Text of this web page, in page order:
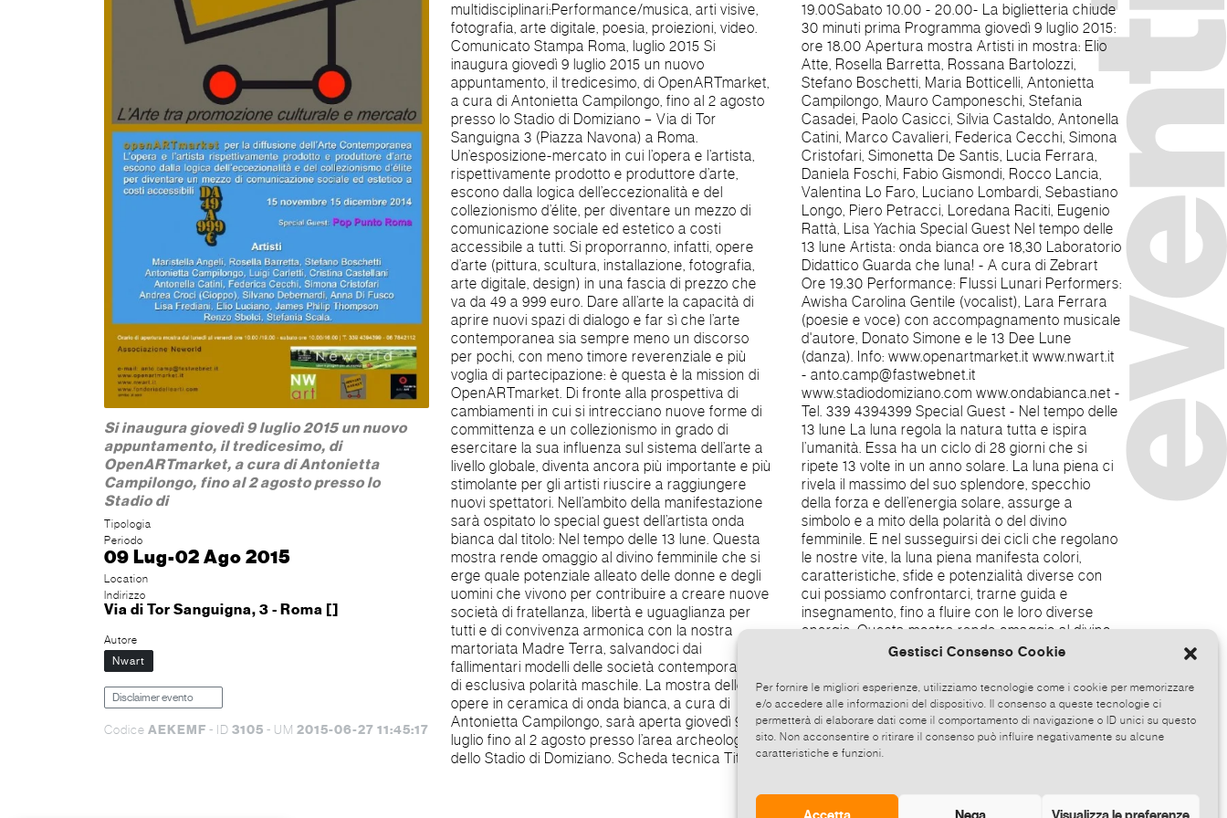
Gestisci Consenso Cookie
Per fornire le migliori esperienze, utilizziamo tecnologie come i cookie per memorizzare
e/o accedere alle informazioni del dispositivo. Il consenso a queste tecnologie ci
permetterà di elaborare dati come il comportamento di navigazione o ID unici su questo
sito. Non acconsentire o ritirare il consenso può influire negativamente su alcune
caratteristiche e funzioni.
Si inaugura giovedì 9 luglio 2015 un nuovo
appuntamento, il tredicesimo, di
OpenARTmarket, a cura di Antonietta
Campilongo, fino al 2 agosto presso lo
Stadio di
Tipologia
Periodo
09 Lug-02 Ago 2015
Location
Indirizzo
Via di Tor Sanguigna, 3 - Roma []
Autore
Nwart
Disclaimer evento
Codice AEKEMF - ID 3105 - UM 2015-06-27 11:45:17
multidisciplinari:Performance/musica, arti visive,
fotografia, arte digitale, poesia, proiezioni, video.
Comunicato Stampa Roma, luglio 2015 Si
inaugura giovedì 9 luglio 2015 un nuovo
appuntamento, il tredicesimo, di OpenARTmarket,
a cura di Antonietta Campilongo, fino al 2 agosto
presso lo Stadio di Domiziano – Via di Tor
Sanguigna 3 (Piazza Navona) a Roma.
Un’esposizione-mercato in cui l’opera e l’artista,
rispettivamente prodotto e produttore d’arte,
escono dalla logica dell’eccezionalità e del
collezionismo d’élite, per diventare un mezzo di
comunicazione sociale ed estetico a costi
accessibile a tutti. Si proporranno, infatti, opere
d’arte (pittura, scultura, installazione, fotografia,
arte digitale, design) in una fascia di prezzo che
va da 49 a 999 euro. Dare all’arte la capacità di
aprire nuovi spazi di dialogo e far sì che l’arte
contemporanea sia sempre meno un discorso
per pochi, con meno timore reverenziale e più
voglia di partecipazione: è questa è la mission di
OpenARTmarket. Di fronte alla prospettiva di
cambiamenti in cui si intrecciano nuove forme di
committenza e un collezionismo in grado di
esercitare la sua influenza sul sistema dell’arte a
livello globale, diventa ancora più importante e più
stimolante per gli artisti riuscire a raggiungere
nuovi spettatori. Nell’ambito della manifestazione
sarà ospitato lo special guest dell’artista onda
bianca dal titolo: Nel tempo delle 13 lune. Questa
mostra rende omaggio al divino femminile che si
erge quale potenziale alleato delle donne e degli
uomini che vivono per contribuire a creare nuove
società di fratellanza, libertà e uguaglianza per
tutti e di convivenza armonica con la nostra
martoriata Madre Terra, salvandoci dai
fallimentari modelli delle società contemporanee,
di esclusiva polarità maschile. La mostra delle
opere in ceramica di onda bianca, a cura di
Antonietta Campilongo, sarà aperta giovedì 9
luglio fino al 2 agosto presso l’area archeologica
dello Stadio di Domiziano. Scheda tecnica Titolo
19.00Sabato 10.00 - 20.00- La biglietteria chiude
30 minuti prima Programma giovedì 9 luglio 2015:
ore 18.00 Apertura mostra Artisti in mostra: Elio
Atte, Rosella Barretta, Rossana Bartolozzi,
Stefano Boschetti, Maria Botticelli, Antonietta
Campilongo, Mauro Camponeschi, Stefania
Casadei, Paolo Casicci, Silvia Castaldo, Antonella
Catini, Marco Cavalieri, Federica Cecchi, Simona
Cristofari, Simonetta De Santis, Lucia Ferrara,
Daniela Foschi, Fabio Gismondi, Rocco Lancia,
Valentina Lo Faro, Luciano Lombardi, Sebastiano
Longo, Piero Petracci, Loredana Raciti, Eugenio
Rattà, Lisa Yachia Special Guest Nel tempo delle
13 lune Artista: onda bianca ore 18,30 Laboratorio
Didattico Guarda che luna! - A cura di Zebrart
Ore 19.30 Performance: Flussi Lunari Performers:
Awisha Carolina Gentile (vocalist), Lara Ferrara
(poesie e voce) con accompagnamento musicale
d'autore, Donato Simone e le 13 Dee Lune
(danza). Info: www.openartmarket.it www.nwart.it
- anto.camp@fastwebnet.it
www.stadiodomiziano.com www.ondabianca.net -
Tel. 339 4394399 Special Guest - Nel tempo delle
13 lune La luna regola la natura tutta e ispira
l’umanità. Essa ha un ciclo di 28 giorni che si
ripete 13 volte in un anno solare. La luna piena ci
rivela il massimo del suo splendore, specchio
della forza e dell’energia solare, assurge a
simbolo e a mito della polarità o del divino
femminile. E nel susseguirsi dei cicli che regolano
le nostre vite, la luna piena manifesta colori,
caratteristiche, sfide e potenzialità diverse con
cui possiamo confrontarci, trarne guida e
insegnamento, fino a fluire con le loro diverse
energie. Questa mostra rende omaggio al divino
femminile che si erge quale potenziale alleato
delle donne e degli uomini che vivono per
contribuire a creare nuove società di fratellanza,
libertà e uguaglianza per tutti e di convivenza
armonica con la nostra martoriata Madre terra,
salvandoci dai fallimentari modelli delle società
contemporanee, di esclus